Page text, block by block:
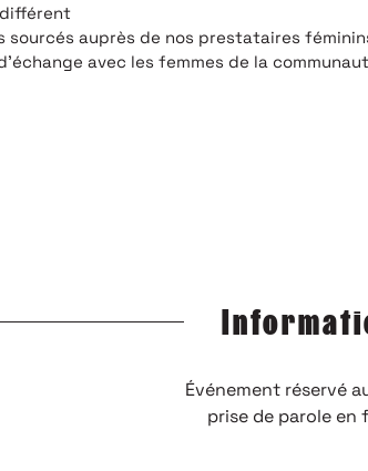
auprès de nos prestataires
avec les femmes de la
Événement réservé
prise de parole en
INSPIRÉE, SURPRISE, EMBALLÉE,